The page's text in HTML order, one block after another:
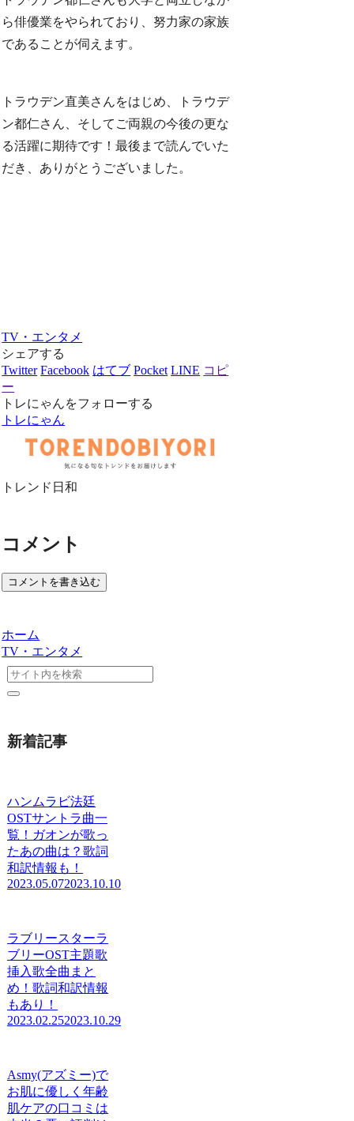
ら俳優業をやられており、努力家の家族
であることが伺えます。
トラウデン直美さんをはじめ、トラウデ
ン都仁さん、そしてご両親の今後の更な
る活躍に期待です！最後まで読んでいた
だき、ありがとうございました。
TV・エンタメ
シェアする
Twitter Facebook はてブ Pocket LINE コピ
ー
トレにゃんをフォローする
トレにゃん
トレンド日和
コメント
コメントを書き込む
ホーム
TV・エンタメ
新着記事
ハンムラビ法廷
OSTサントラ曲一
覧！ガオンが歌っ
たあの曲は？歌詞
和訳情報も！
2023.05.072023.10.10
ラブリースターラ
ブリーOST主題歌
挿入歌全曲まと
め！歌詞和訳情報
もあり！
2023.02.252023.10.29
Asmy(アズミー)で
お肌に優しく年齢
肌ケアの口コミは